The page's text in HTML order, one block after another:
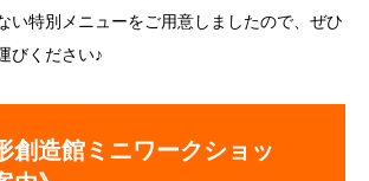
い特別メニューをご用意しましたので、ぜひ
びください♪
創造館ミニワークショッ